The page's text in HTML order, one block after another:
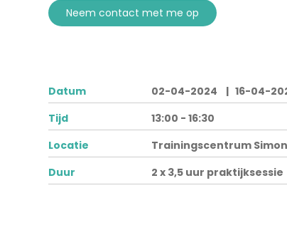
neem contact met me op
Datum
02-04-2024 | 16-04-
Tijd
13:00 - 16:30
Locatie
Trainingscentrum
Duur
2 x 3,5 uur praktijksessie